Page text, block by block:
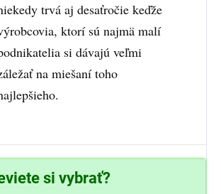
trvá aj desaťročie keďže
ktorí sú najmä malí
si dávajú veľmi
na miešaní toho
si vybrať?